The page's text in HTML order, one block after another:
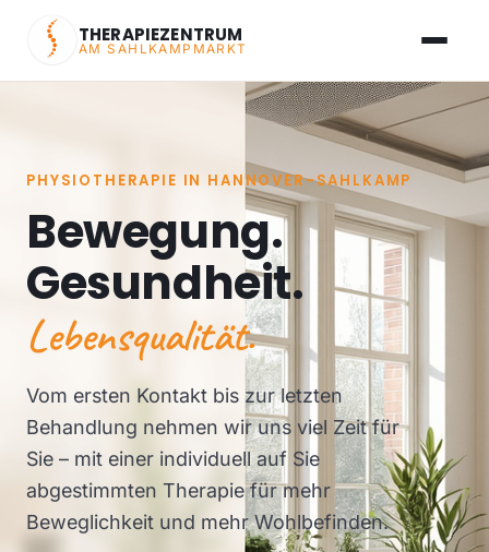
THERAPIEZENTRUM
AM SAHLKAMPMARKT
PHYSIOTHERAPIE IN HANNOVER-SAHLKAMP
Bewegung.
Gesundheit.
Lebensqualität.
Vom ersten Kontakt bis zur letzten
Behandlung nehmen wir uns viel Zeit für
Sie – mit einer individuell auf Sie
abgestimmten Therapie für mehr
Beweglichkeit und mehr Wohlbefinden.